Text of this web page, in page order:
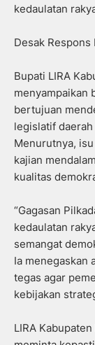
kedaulatan
Desak Respons
Bupati LIRA
menyampaikan
bertujuan
legislatif daerah
Menurutnya,
kajian
kualitas
“Gagasan
kedaulatan
semangat
Ia menegaskan
tegas agar
kebijakan
LIRA